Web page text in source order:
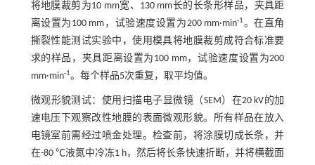
将地膜裁剪为10 mm宽、130 mm长的长条形样品，夹具距
离设置为100 mm，试验速度设置为200 mm·min-1。在直角
撕裂性能测试实验中，使用模具将地膜裁剪成符合标准要
求的样品，夹具距离设置为100 mm，试验速度设置为200
mm·min-1。每个样品5次重复，取平均值。
微观形貌测试：使用扫描电子显微镜（SEM）在20 kV的加
速电压下观察改性地膜的表面微观形貌。所有样品在放入
电镜室前需经过喷金处理。检查前，将涂膜切成长条，并
在-80 ℃液氮中冷冻1 h，然后将长条快速折断，并将横截面